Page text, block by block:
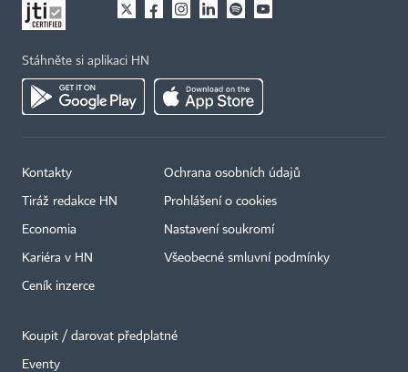
Stáhněte si aplikaci HN
Kontakty
Tiráž redakce HN
Economia
Kariéra v HN
Ceník inzerce
Ochrana osobních údajů
Prohlášení o cookies
Nastavení soukromí
Všeobecné smluvní podmínky
Koupit / darovat předplatné
Eventy